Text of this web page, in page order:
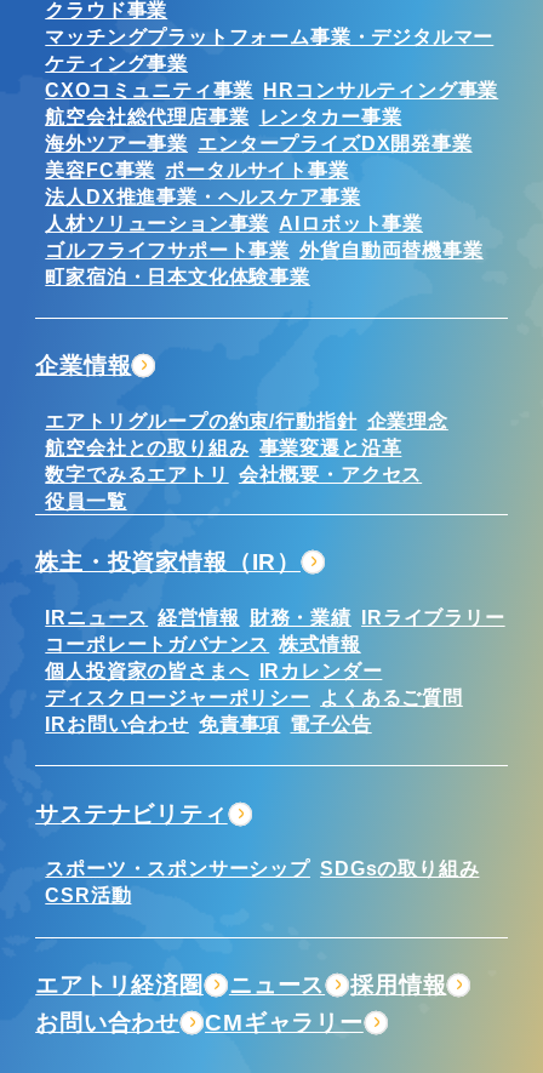
クラウド事業
マッチングプラットフォーム事業・デジタルマー
ケティング事業
CXOコミュニティ事業 HRコンサルティング事業
航空会社総代理店事業
レンタカー事業
海外ツアー事業 エンタープライズDX開発事業
美容FC事業 ポータルサイト事業
法人DX推進事業・ヘルスケア事業
人材ソリューション事業 AIロボット事業
ゴルフライフサポート事業 外貨自動両替機事業
町家宿泊・日本文化体験事業
企業情報
エアトリグループの約束/行動指針 企業理念
航空会社との取り組み 事業変遷と沿革
数字でみるエアトリ
会社概要・アクセス
役員一覧
株主・投資家情報（IR）
IRニュース 経営情報 財務・業績 IRライブラリー
コーポレートガバナンス 株式情報
個人投資家の皆さまへ IRカレンダー
ディスクロージャーポリシー
よくあるご質問
IRお問い合わせ 免責事項 電子公告
サステナビリティ
スポーツ・スポンサーシップ SDGsの取り組み
CSR活動
エアトリ経済圏 ニュース
採用情報
お問い合わせ
CMギャラリー